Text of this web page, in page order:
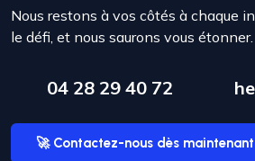
Nous restons à vos côtés à chaque
le défi, et nous saurons vous étonner.
04 28 29 40 72
🚀 Contactez-nous dès maintenant